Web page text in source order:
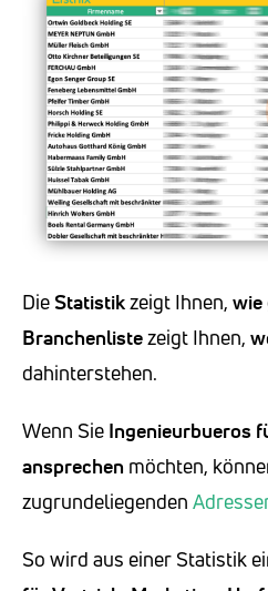
DieStatistikzeigt Ihnen, wie
Branchenlistezeigt Ihnen,
dahinterstehen.
Wenn Sie Ingenieurbueros
ansprechen möchten,
zugrundeliegenden
So wird aus einer Statistik